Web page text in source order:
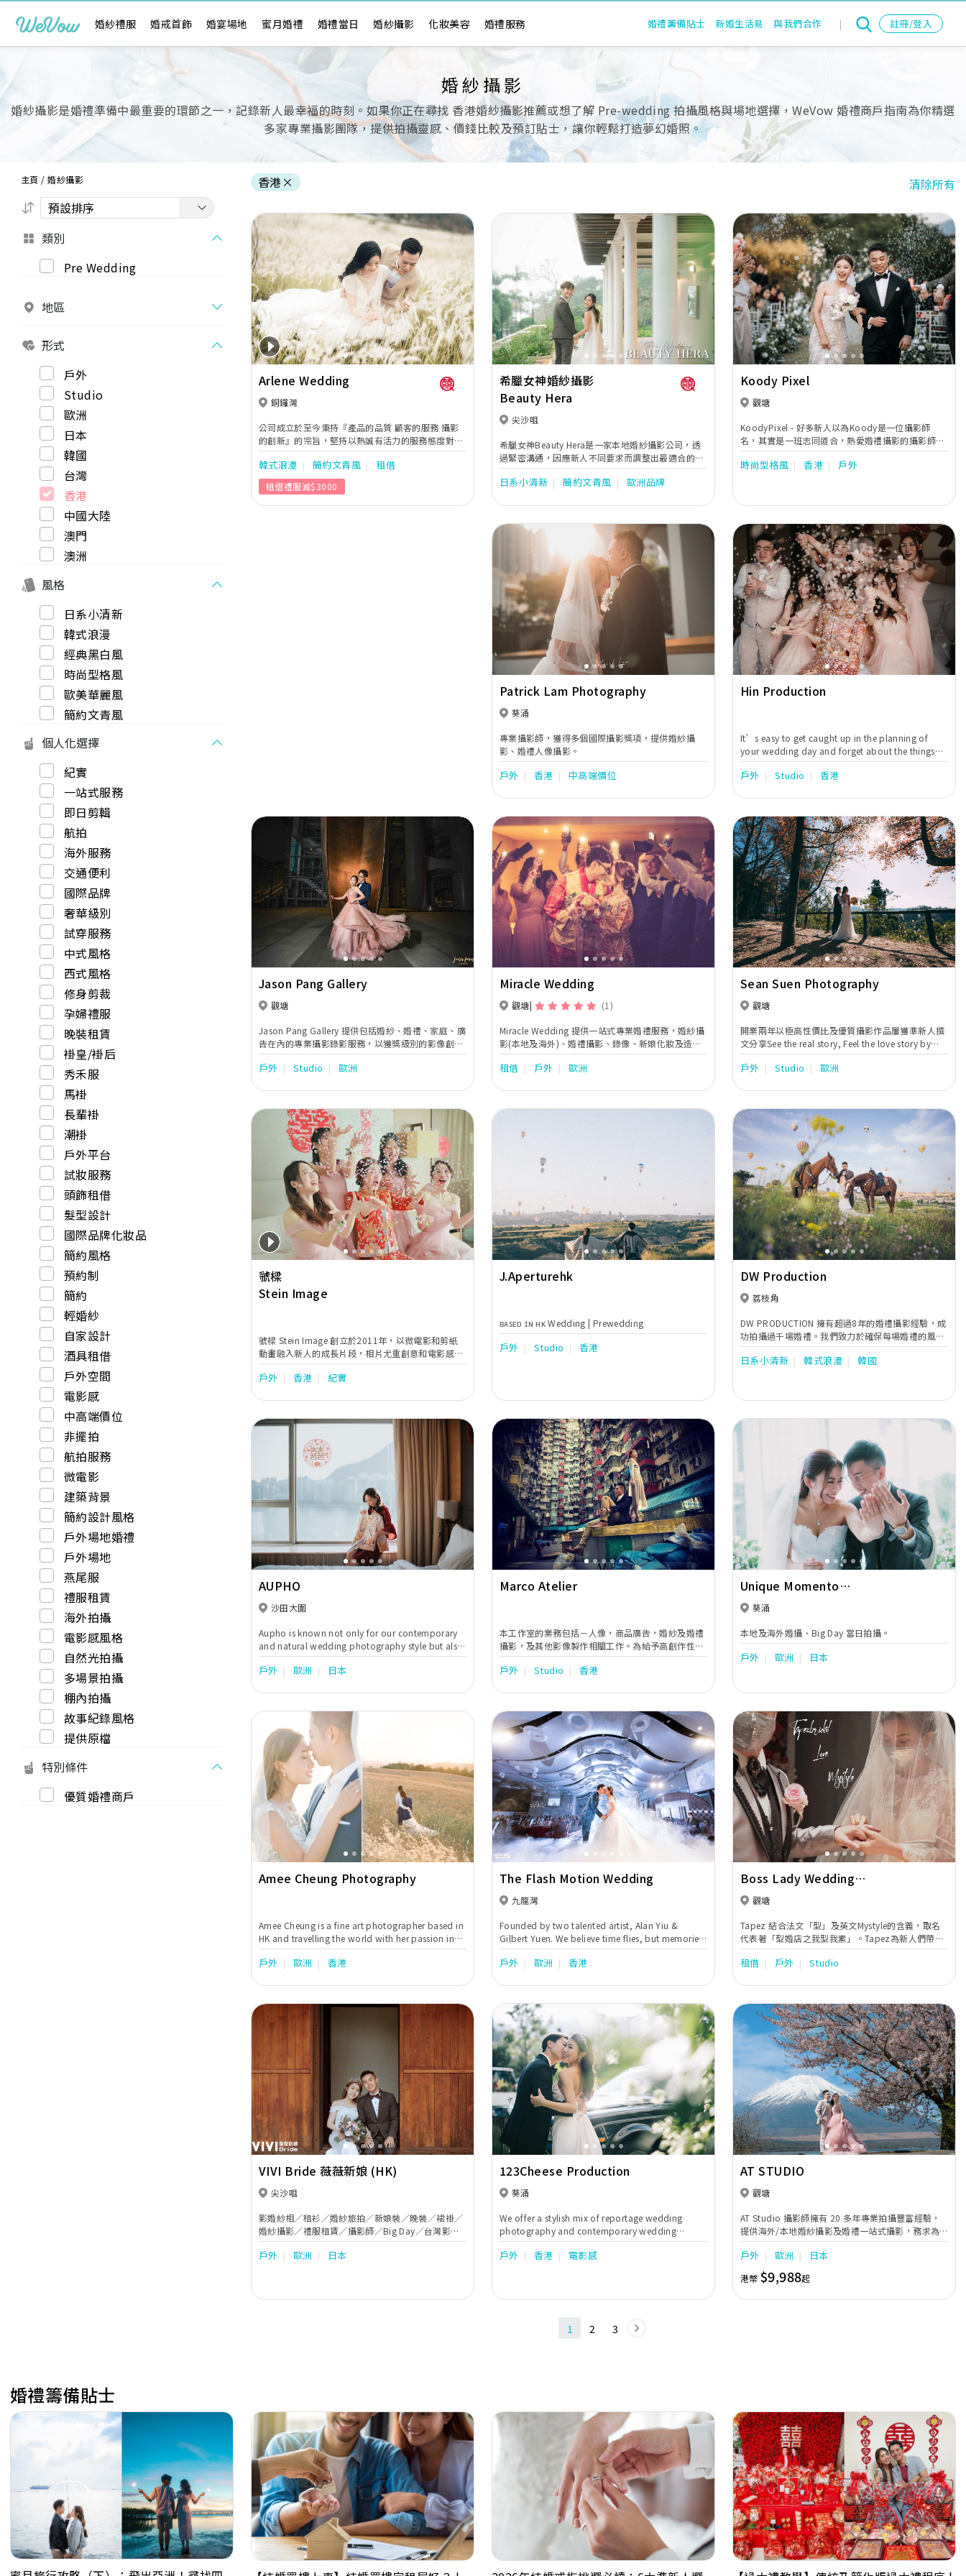
婚紗禮服 婚戒首飾 婚宴場地 蜜月婚禮 婚禮當日 婚紗攝影 化妝美容 婚禮服務 婚禮籌備貼士 新婚生活易 與我們合作 | 註冊/登入
婚紗攝影
婚紗攝影是婚禮準備中最重要的環節之一，記錄新人最幸福的時刻。如果你正在尋找 香港婚紗攝影推薦或想了解 Pre-wedding 拍攝風格與場地選擇，WeVow 婚禮商戶指南為你精選
多家專業攝影團隊，提供拍攝靈感、價錢比較及預訂貼士，讓你輕鬆打造夢幻婚照。
主頁 /婚紗攝影
類別
Pre Wedding
地區
形式
戶外
Studio
歐洲
日本
韓國
台灣
香港
中國大陸
澳門
澳洲
風格
日系小清新
韓式浪漫
經典黑白風
時尚型格風
歐美華麗風
簡約文青風
個人化選擇
紀實
一站式服務
即日剪輯
航拍
海外服務
交通便利
國際品牌
奢華級別
試穿服務
中式風格
西式風格
修身剪裁
孕婦禮服
晚裝租賃
褂皇/褂后
秀禾服
馬褂
長輩褂
潮褂
戶外平台
試妝服務
頭飾租借
髮型設計
國際品牌化妝品
簡約風格
預約制
簡約
輕婚紗
自家設計
酒具租借
戶外空間
電影感
中高端價位
非擺拍
航拍服務
微電影
建築背景
簡約設計風格
戶外場地婚禮
戶外場地
燕尾服
禮服租賃
海外拍攝
電影感風格
自然光拍攝
多場景拍攝
棚內拍攝
故事紀錄風格
提供原檔
特別條件
優質婚禮商戶
香港 × 清除所有
Previous Next
Arlene Wedding
銅鑼灣
公司成立於至今秉持『產品的品質 顧客的服務 攝影
的創新』的宗旨，堅持以熱誠有活力的服務態度對每
一對客戶，同時攝影團隊也不斷開發不同特色的攝影
場地，呈現給客戶一張一張充滿回憶溫馨的畫面。默
默地做，仔細地做，用心地做，都是arlene工作團隊
的應有態度，攝影團隊，一向是默默地拍，每張照片
都是對客人的責任，不是show名氣，是呈現最有深
韓式浪漫 簡約文青風 租借
租借禮服減$3000
Previous Next
希臘女神婚紗攝影
Beauty Hera
尖沙咀
希臘女神Beauty Hera是一家本地婚紗攝影公司，透
過緊密溝通，因應新人不同要求而調整出最適合的拍
攝路線，使新人的婚紗照有著連貫的故事性。同時亦
貼心地提供全方位的婚嫁服務。位於婚紗街的希臘女
務。
日系小清新 簡約文青風 歐洲品牌
Previous Next
Koody Pixel
觀塘
KoodyPixel - 好多新人以為Koody是一位攝影師
名，其實是一班志同道合，熱愛婚禮攝影的攝影師共
同而建立的品牌。 我們由2017年成立，至今拍攝過
千場婚紗及婚禮，由建立開始一直都堅持:「時刻保持
得全由新人投票揀選的 【最受歡迎婚禮攝影及攝錄大
樂，感染到各位新人投入享受，無論打風下雨，都會
為各位新人記錄婚禮中歡笑與淚水。
時尚型格風 香港 戶外
Previous
Patrick Lam Photography
葵涌
專業攝影師，獲得多個國際攝影獎項，提供婚紗攝
影、婚禮人像攝影。
戶外 香港 中高端價位
Previous Next
Hin Production
It’s easy to get caught up in the planning of
your wedding day and forget about the things
that really matter. - The lasting memories - Your
wedding day is a special day where both families
day your dress, gifts, and photos are all that are
left. That’s why all wedding packages I provide
are customized specifically for you and have no
cap on delivered images. This means not only
will you have beautiful, mantle ready images, But
the small candid and fun photos as well.
戶外 Studio 香港
Previous
Jason Pang Gallery
觀塘
Jason Pang Gallery 提供包括婚紗、婚禮、家庭、廣
告在內的專業攝影錄影服務，以獲獎級別的影像創作
見稱
戶外 Studio 歐洲
Previous Next
Miracle Wedding
觀塘 (1)
Miracle Wedding 提供一站式專業婚禮服務，婚紗攝
影(本地及海外)、婚禮攝影、錄像、新娘化妝及造型
設計服務、新郎新娘結婚禮服租賃。
租借 戶外 歐洲
Previous
Sean Suen Photography
觀塘
開業兩年以極高性價比及優質攝影作品屢獲準新人撰
文分享See the real story, Feel the love story by
photography----One photographer service
Wedding photo for standard or snapshot
taking.
戶外 Studio 歐洲
Previous Next
虢樑
Stein Image
虢樑 Stein Image 創立於2011年，以微電影和剪紙
動畫融入新人的成長片段，相片尤重創意和電影感，
過往曾多與新人籌備求婚橋段和驚喜環節。Stein是德
文石頭的意思，「虢」可解作扶助，我們願成為各位
的回憶。
戶外 香港 紀實
J.Aperturehk
ʙᴀsᴇᴅ ɪɴ ʜᴋ Wedding | Prewedding
戶外 Studio 香港
Previous Next
DW Production
荔枝角
DW PRODUCTION 擁有超過8年的婚禮攝影經驗，成
功拍攝過千場婚禮。我們致力於確保每場婚禮的風格
一致，因此全部由DW in house的攝影和錄影師負
責，力求將每個細節完美呈現。 我們不僅專注於本地
一個珍貴瞬間，確保您的婚禮故事能夠被完美記錄。
些美好的回憶，分享您人生中最重要的時刻。無論是
浪漫的婚禮儀式還是溫馨的慶祝活動，我們都將為您
打造獨特而難忘的影像紀念。
日系小清新 韓式浪漫 韓國
Previous Next
AUPHO
沙田大圍
Aupho is known not only for our contemporary
and natural wedding photography style but also
for our personal customer service. As we believe
every wedding is unique, we provide services that
Working with advanced photographic
equipment, we do assure our clients that we
capture the finest details of every event. It is
always an honour for us to take part and capture
the precious moments of your life.
戶外 歐洲 日本
Previous Next
Marco Atelier
本工作室的業務包括－人像，商品廣告，婚紗及婚禮
攝影，及其他影像製作相關工作。為給予高創作性及
高品質之影像為目標，致力提供優質服務，是為本工
作室之理念。
戶外 Studio 香港
Previous Next
Unique Momento
Photography Services
葵涌
本地及海外婚攝、Big Day 當日拍攝。
戶外 歐洲 日本
Previous Next
Amee Cheung Photography
Amee Cheung is a fine art photographer based in
HK and travelling the world with her passion in
film photography. She carries a heartfelt vision of
ethereal dreaminess and modern romance
photography. With the artful use of natural light,
Amee is known for her fresh and sentimentally
bespoke style and each of her work shows her
passion to capture the most intimate and
戶外 歐洲 香港
Previous Next
The Flash Motion Wedding
九龍灣
Founded by two talented artist, Alan Yiu &
Gilbert Yuen. We believe time flies, but memories
last forever.
戶外 歐洲 香港
Previous Next
Boss Lady Wedding
Photography
觀塘
Tapez 結合法文「型」及英文Mystyle的含義，取名
代表著「型婚店之我型我素」。Tapez為新人們帶來
不同的驚喜，並不定時採購 / 搜尋不同的款式，包括
更型、更潮、更典雅、更華麗的婚紗、晚裝、男禮
中，都成為最耀眼最特別的男女主角。
租借 戶外 Studio
Previous Next
VIVI Bride 薇薇新娘 (HK)
尖沙咀
影婚紗相／租衫／婚紗旅拍／新娘裝／晚裝／裙褂／
婚紗攝影／禮服租賃／攝影師／Big Day／台灣影相
／日本影相／歐洲影相
戶外 歐洲 日本
Previous Next
123Cheese Production
葵涌
We offer a stylish mix of reportage wedding
photography and contemporary wedding
photography. We love photographing and even
more the life. All beautiful moment of life is
and blissful instant. Say “cheese” is an
people form their mouths to be a smile - like
戶外 香港 電影感
Previous Next
AT STUDIO
觀塘
AT Studio 攝影師擁有 20 多年專業拍攝豐富經驗，
提供海外/本地婚紗攝影及婚禮一站式攝影，務求為
客人提供最貼心服務！多年榮獲：「新婚生活易大
賞」頒發「新人至愛婚紗攝影 - 日本」獎項。AT
Studio 自設韓式花花影樓及婚紗禮服專門店
GK.Wedding，提供專業新娘化妝及高級婚紗晚裝禮
服租賃，多年來不斷創新及緊貼潮流，無論是復古、
戶外 歐洲 日本
港幣$9,988起
1 2 3
婚禮籌備貼士